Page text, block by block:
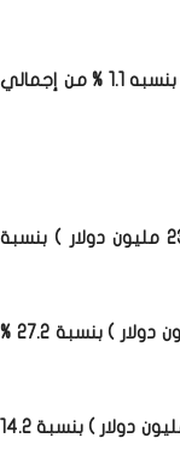
5- أثيوبيا : بلغت قيمة الواردات (8 مليون دولار) بنسبه 1.1 % من إجمالي
1. بن وشاى وبهارات بلغت قيمة الواردات ( 233 مليون دولار ) بنسبة
2. حيوانات حية بلغت قيمة الواردات ( 213 مليون دولار ) بنسبة 27.2 %
3. نحاس ومصنوعاته بلغت قيمة الواردات ( 111 مليون دولار ) بنسبة 14.2